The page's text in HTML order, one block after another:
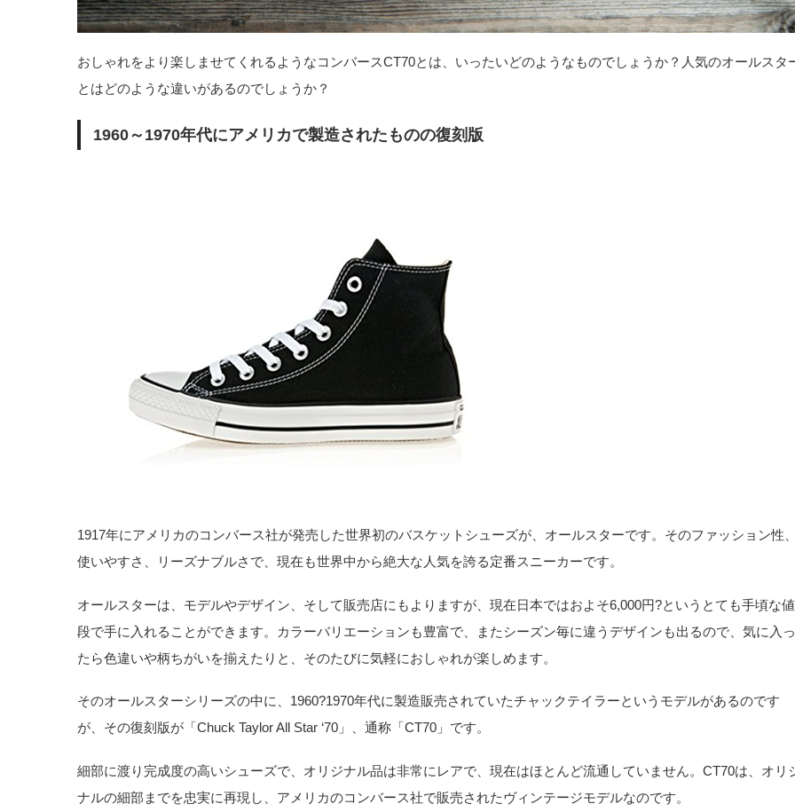
おしゃれをより楽しませてくれるようなコンバースCT70とは、いったいどのようなものでしょうか？人気のオールスタ
とはどのような違いがあるのでしょうか？
1960～1970年代にアメリカで製造されたものの復刻版
1917年にアメリカのコンバース社が発売した世界初のバスケットシューズが、オールスターです。そのファッション性
使いやすさ、リーズナブルさで、現在も世界中から絶大な人気を誇る定番スニーカーです。
オールスターは、モデルやデザイン、そして販売店にもよりますが、現在日本ではおよそ6,000円?というとても手頃な値
段で手に入れることができます。カラーバリエーションも豊富で、またシーズン毎に違うデザインも出るので、気に入っ
たら色違いや柄ちがいを揃えたりと、そのたびに気軽におしゃれが楽しめます。
そのオールスターシリーズの中に、1960?1970年代に製造販売されていたチャックテイラーというモデルがあるのです
が、その復刻版が「Chuck Taylor All Star ‘70」、通称「CT70」です。
細部に渡り完成度の高いシューズで、オリジナル品は非常にレアで、現在はほとんど流通していません。CT70は、オリ
ナルの細部までを忠実に再現し、アメリカのコンバース社で販売されたヴィンテージモデルなのです。